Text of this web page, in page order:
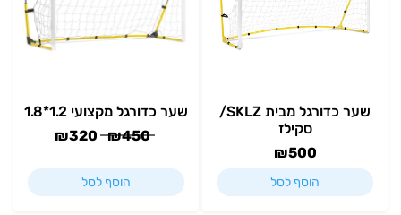
שער כדורגל מבית SKLZ/
סקילז
₪500
הוסף לסל
שער כדורגל מקצועי 1.2*1.8
₪450
₪320
הוסף לסל